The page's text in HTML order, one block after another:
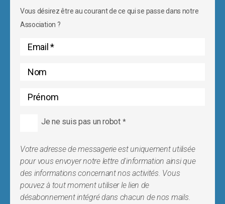
Vous désirez être au courant de ce qui se passe dans notre
Association ?
Je ne suis pas un robot *
Votre adresse de messagerie est uniquement utilisée
pour vous envoyer notre lettre d'information ainsi que
des informations concernant nos activités. Vous
pouvez à tout moment utiliser le lien de
désabonnement intégré dans chacun de nos mails.